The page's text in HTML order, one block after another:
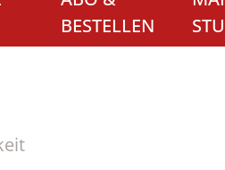
BESTELLEN